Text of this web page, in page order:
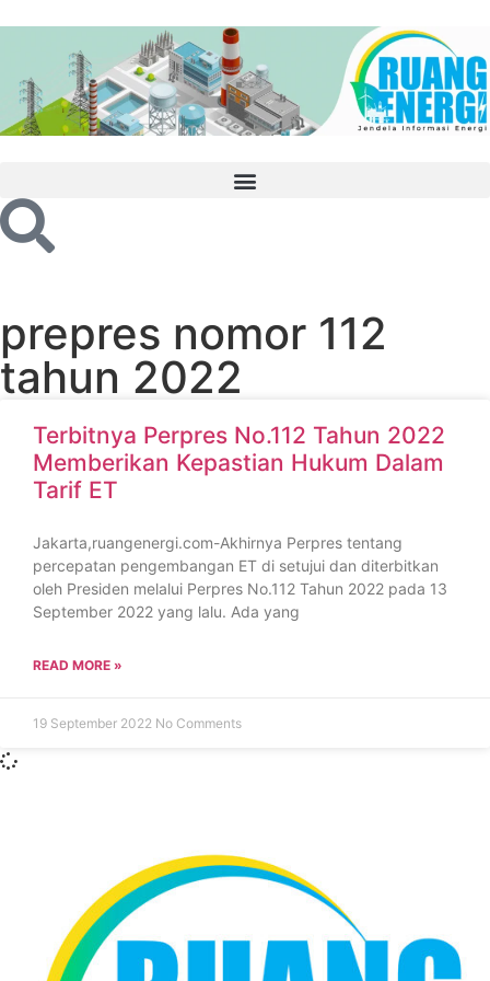
prepres nomor 112
tahun 2022
Terbitnya Perpres No.112 Tahun 2022
Memberikan Kepastian Hukum Dalam
Tarif ET
Jakarta,ruangenergi.com-Akhirnya Perpres tentang
percepatan pengembangan ET di setujui dan diterbitkan
oleh Presiden melalui Perpres No.112 Tahun 2022 pada 13
September 2022 yang lalu. Ada yang
READ MORE »
19 September 2022 No Comments